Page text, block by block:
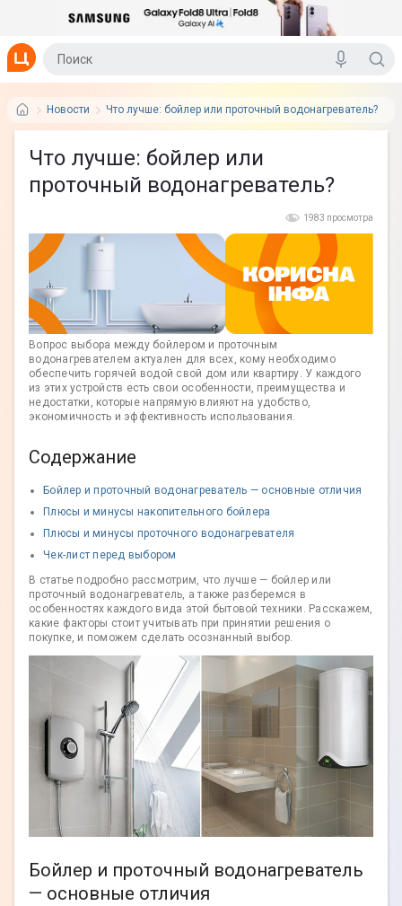
Новости Что лучше: бойлер или проточный водонагреватель?
Что лучше: бойлер или
проточный водонагреватель?
1983 просмотра
Вопрос выбора между бойлером и проточным
водонагревателем актуален для всех, кому необходимо
обеспечить горячей водой свой дом или квартиру. У каждого
из этих устройств есть свои особенности, преимущества и
недостатки, которые напрямую влияют на удобство,
экономичность и эффективность использования.
Содержание
Бойлер и проточный водонагреватель — основные отличия
Плюсы и минусы накопительного бойлера
Плюсы и минусы проточного водонагревателя
Чек-лист перед выбором
В статье подробно рассмотрим, что лучше — бойлер или
проточный водонагреватель, а также разберемся в
особенностях каждого вида этой бытовой техники. Расскажем,
какие факторы стоит учитывать при принятии решения о
покупке, и поможем сделать осознанный выбор.
Бойлер и проточный водонагреватель
— основные отличия